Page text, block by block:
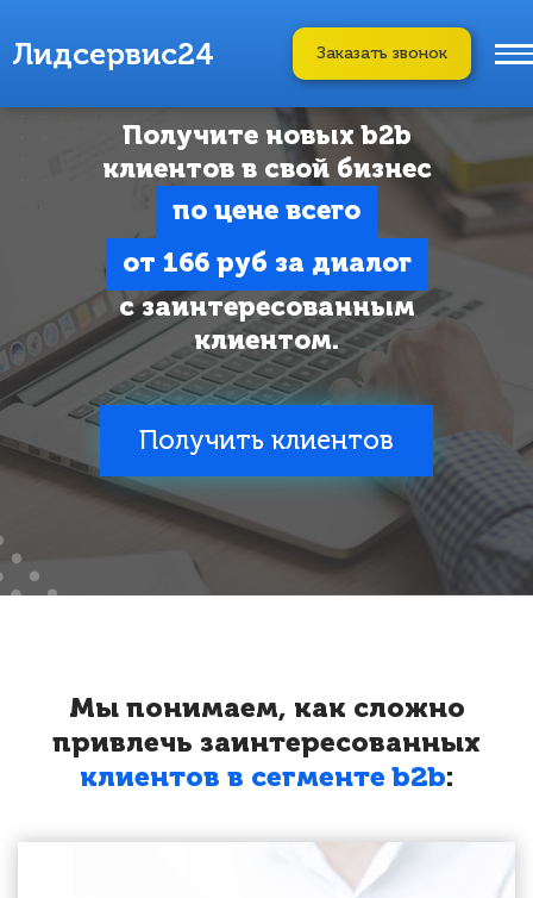
Лидсервис24 Заказать звонок
Получите новых b2b
клиентов в свой бизнес
по цене всего
от 166 руб за диалог
с заинтересованным
клиентом.
Получить клиентов
Мы понимаем, как сложно
привлечь заинтересованных
клиентов в сегменте b2b: